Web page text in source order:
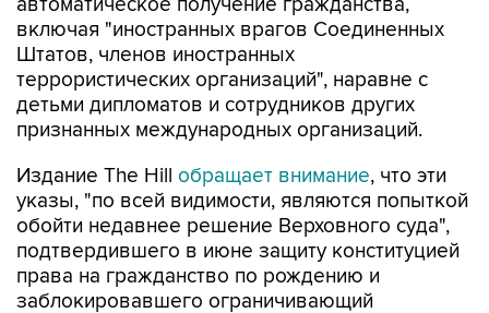
Штатов, членов иностранных
террористических организаций", наравне с
детьми дипломатов и сотрудников других
признанных международных организаций.
Издание The Hillобращает внимание, что эти
обойти недавнее решение Верховного суда",
подтвердившего в июне защиту конституцией
права на гражданство по рождению и
заблокировавшего ограничивающий
автоматическое получение гражданства указ
Трампа, изданный в первый день его второго